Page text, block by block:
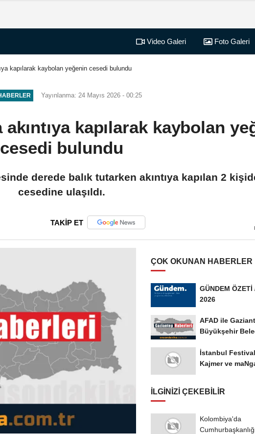
Video Galeri Foto Galeri
kapılarak kaybolan yeğenin cesedi bulundu
Yayınlanma: 24 Mayıs 2026 - 00:25
kapılarak kaybolan
cesedi bulundu
derede balık tutarken akıntıya kapılan 2
cesedine ulaşıldı.
TAKİP ET
ÇOK OKUNAN HABERLER
GÜNDEM
2026
AFAD ile
Büyükşehir
İstanbul
Kajmer ve
İLGINIZI ÇEKEBILIR
Kolombiya'da